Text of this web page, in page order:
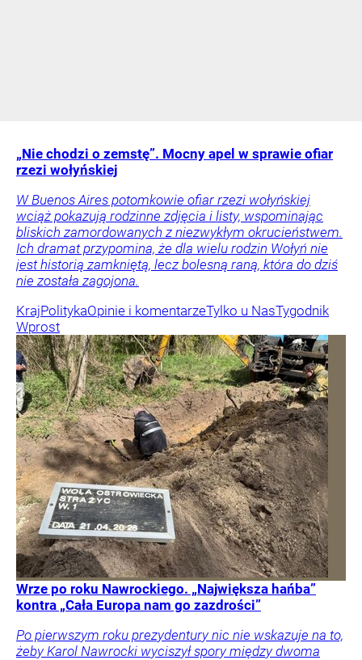
„Nie chodzi o zemstę”. Mocny apel w sprawie ofiar
rzezi wołyńskiej
W Buenos Aires potomkowie ofiar rzezi wołyńskiej
wciąż pokazują rodzinne zdjęcia i listy, wspominając
bliskich zamordowanych z niezwykłym okrucieństwem.
Ich dramat przypomina, że dla wielu rodzin Wołyń nie
jest historią zamkniętą, lecz bolesną raną, która do dziś
nie została zagojona.
KrajPolitykaOpinie i komentarzeTylko u NasTygodnik
Wprost
Wrze po roku Nawrockiego. „Największa hańba”
kontra „Cała Europa nam go zazdrości”
Po pierwszym roku prezydentury nic nie wskazuje na to,
żeby Karol Nawrocki wyciszył spory między dwoma